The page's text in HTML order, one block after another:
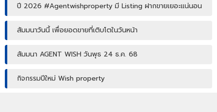
ปี 2026 #Agentwishproperty มี Listing ฝากขายเยอะแน่นอน
สัมมนาวันนี้ เพื่อยอดขายที่เติบโตในวันหน้า
สัมมนา AGENT WISH วันพุธ 24 ธ.ค. 68
กิจกรรมปีใหม่ Wish property